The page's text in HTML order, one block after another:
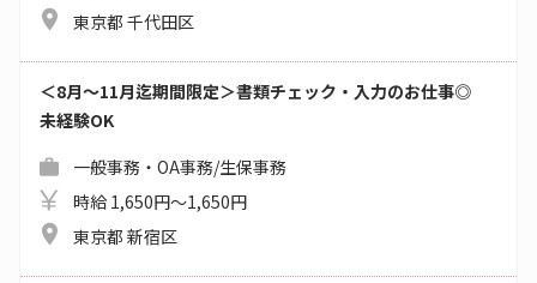
東京都 千代田区
＜8月～11月迄期間限定＞書類チェック・入力のお仕事◎
未経験OK
一般事務・OA事務/生保事務
時給 1,650円～1,650円
東京都 新宿区